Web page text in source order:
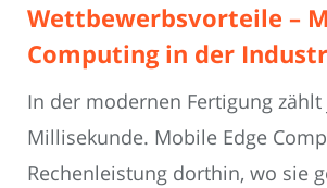
Wettbewerbsvorteile –
Computing in der
In der modernen Fertigung zählt
Millisekunde. Mobile Edge
Rechenleistung dorthin, wo sie